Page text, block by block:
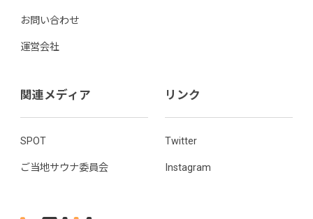
お問い合わせ
運営会社
関連メディア
SPOT
ご当地サウナ委員会
リンク
Twitter
Instagram